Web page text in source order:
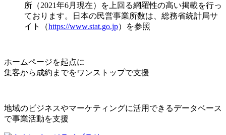
所（2021年6月現在）を上回る網羅性の高い掲載を行っ
ております。日本の民営事業所数は、総務省統計局サ
イト（https://www.stat.go.jp）を参照
ホームページを起点に
集客から成約までをワンストップで支援
地域のビジネスやマーケティングに活用できるデータベース
で事業活動を支援